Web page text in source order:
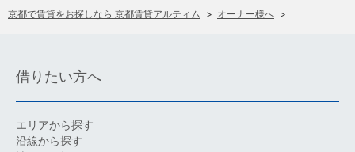
京都で賃貸をお探しなら 京都賃貸アルティム > オーナー様へ >
借りたい方へ
エリアから探す
沿線から探す